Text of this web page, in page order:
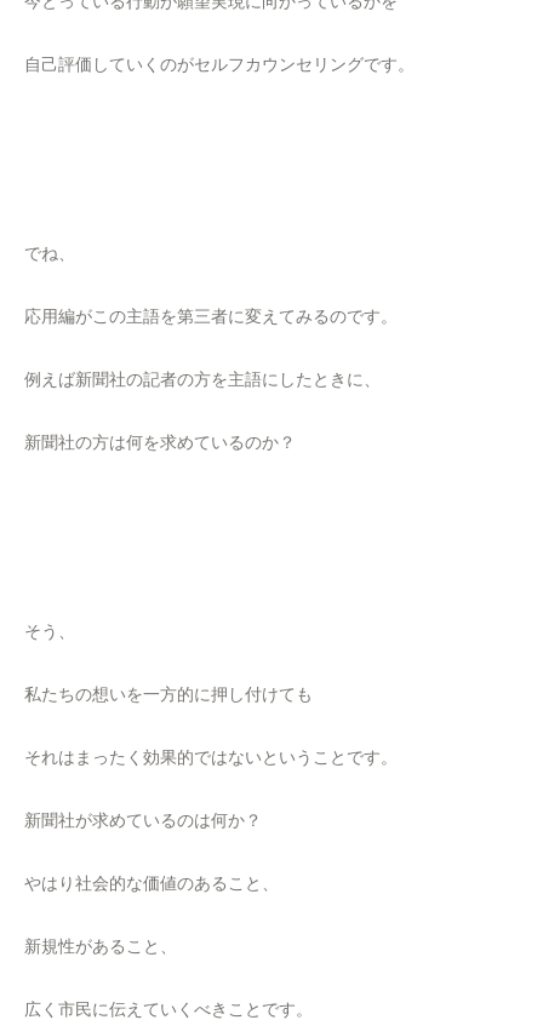
自己評価していくのがセルフカウンセリングです。
でね、
応用編がこの主語を第三者に変えてみるのです。
例えば新聞社の記者の方を主語にしたときに、
新聞社の方は何を求めているのか？
そう、
私たちの想いを一方的に押し付けても
それはまったく効果的ではないということです。
新聞社が求めているのは何か？
やはり社会的な価値のあること、
新規性があること、
広く市民に伝えていくべきことです。